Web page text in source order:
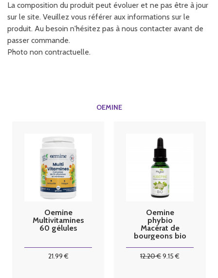
La composition du produit peut évoluer et ne pas être à jour
sur le site. Veuillez vous référer aux informations sur le
produit. Au besoin n'hésitez pas à nous contacter avant de
passer commande.
Photo non contractuelle.
OEMINE
Oemine
Multivitamines
60 gélules
21.99€
Oemine
phybio
Macérat de
bourgeons bio
12.20€9.15 €